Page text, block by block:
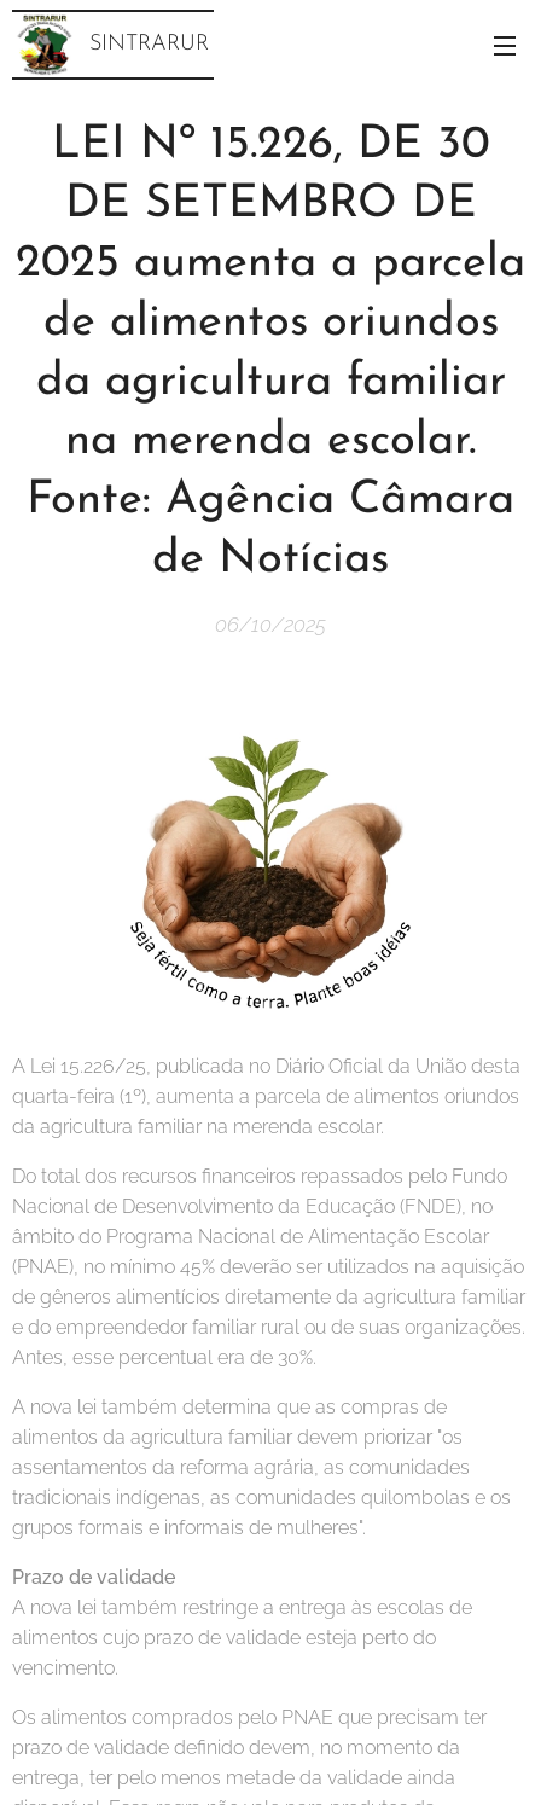
SINTRARUR
LEI Nº 15.226, DE 30
DE SETEMBRO DE
2025 aumenta a parcela
de alimentos oriundos
da agricultura familiar
na merenda escolar.
Fonte: Agência Câmara
de Notícias
06/10/2025
A Lei 15.226/25, publicada no Diário Oficial da União desta
quarta-feira (1º), aumenta a parcela de alimentos oriundos
da agricultura familiar na merenda escolar.
Do total dos recursos financeiros repassados pelo Fundo
Nacional de Desenvolvimento da Educação (FNDE), no
âmbito do Programa Nacional de Alimentação Escolar
(PNAE), no mínimo 45% deverão ser utilizados na aquisição
de gêneros alimentícios diretamente da agricultura familiar
e do empreendedor familiar rural ou de suas organizações.
Antes, esse percentual era de 30%.
A nova lei também determina que as compras de
alimentos da agricultura familiar devem priorizar "os
assentamentos da reforma agrária, as comunidades
tradicionais indígenas, as comunidades quilombolas e os
grupos formais e informais de mulheres".
Prazo de validade
A nova lei também restringe a entrega às escolas de
alimentos cujo prazo de validade esteja perto do
vencimento.
Os alimentos comprados pelo PNAE que precisam ter
prazo de validade definido devem, no momento da
entrega, ter pelo menos metade da validade ainda